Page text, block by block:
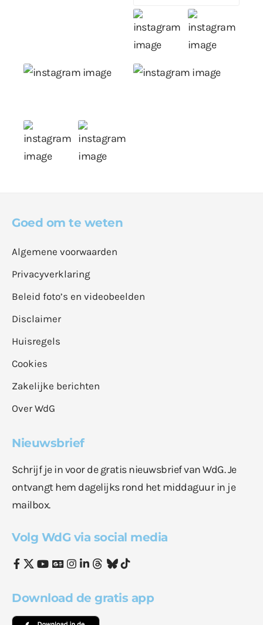
Goed om te weten
Algemene voorwaarden
Privacyverklaring
Beleid foto’s en videobeelden
Disclaimer
Huisregels
Cookies
Zakelijke berichten
Over WdG
Nieuwsbrief
Schrijf je in voor de gratis nieuwsbrief van WdG. Je
ontvangt hem dagelijks rond het middaguur in je
mailbox.
Volg WdG via social media
Download de gratis app